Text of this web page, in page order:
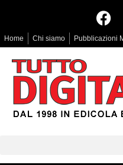
Home Chi siamo Pubblicazioni